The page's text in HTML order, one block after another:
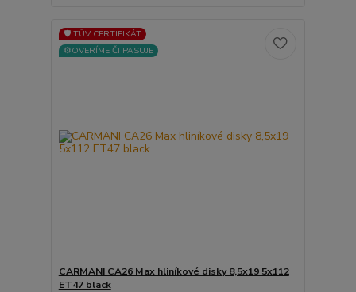
🛡️ TÜV CERTIFIKÁT
⚙️OVERÍME ČI PASUJE
CARMANI CA26 Max hliníkové disky 8,5x19 5x112
ET47 black